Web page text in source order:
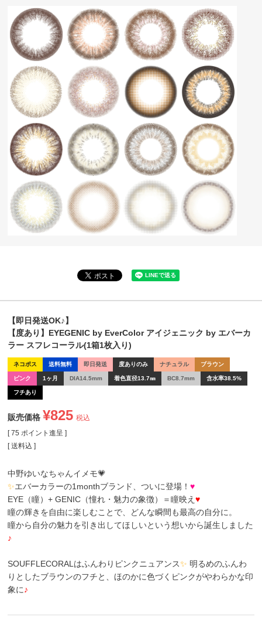
【即日発送OK♪】
【度あり】EYEGENIC by EverColor アイジェニック by エバーカ
ラー スフレコーラル(1箱1枚入り)
ネコポス 送料無料 即日発送 度ありのみ ナチュラル ブラウン
ピンク 1ヶ月 DIA14.5mm 着色直径13.7㎜ BC8.7mm 含水率38.5%
フチあり
販売価格 ¥825 税込
[ 75 ポイント進呈 ]
送料込
中野ゆいなちゃんイメモ💗
✨エバーカラーの1monthブランド、ついに登場！ ♥
EYE（瞳）+ GENIC（憧れ・魅力の象徴）＝瞳映え ♥
瞳の輝きを自由に楽しむことで、どんな瞬間も最高の自分に。
瞳から自分の魅力を引き出してほしいという想いから誕生しました
♪
SOUFFLECORALはふんわりピンクニュアンス✨ 明るめのふんわ
りとしたブラウンのフチと、ほのかに色づくピンクがやわらかな印
象に♪